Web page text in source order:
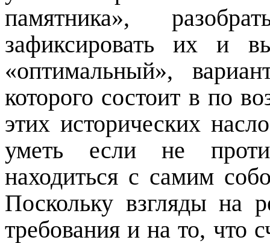
памятника»,
зафиксировать их и
«оптимальный»,
которого состоит в по
этих исторических
уметь если не
находиться с самим
Поскольку взгляды на
требования и на то, что